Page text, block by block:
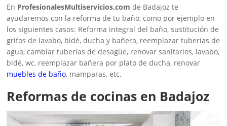
En ProfesionalesMultiservicios.com de Badajoz te
ayudaremos con la reforma de tu baño, como por ejemplo en
los siguientes casos: Reforma integral del baño, sustitución de
grifos de lavabo, bidé, ducha y bañera, reemplazar tuberías de
agua, cambiar tuberías de desagüe, renovar sanitarios, lavabo,
bidé, wc, reemplazar bañera por plato de ducha, renovar
muebles de baño, mamparas, etc.
Reformas de cocinas en Badajoz